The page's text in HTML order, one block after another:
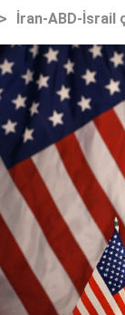
> İran-ABD-İsrail